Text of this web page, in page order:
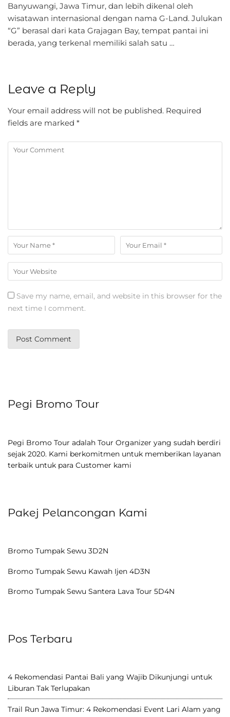
Banyuwangi, Jawa Timur, dan lebih dikenal oleh
wisatawan internasional dengan nama G-Land. Julukan
“G” berasal dari kata Grajagan Bay, tempat pantai ini
berada, yang terkenal memiliki salah satu …
Leave a Reply
Your email address will not be published. Required
fields are marked *
Save my name, email, and website in this browser for the
next time I comment.
Pegi Bromo Tour
Pegi Bromo Tour adalah Tour Organizer yang sudah berdiri
sejak 2020. Kami berkomitmen untuk memberikan layanan
terbaik untuk para Customer kami
Pakej Pelancongan Kami
Bromo Tumpak Sewu 3D2N
Bromo Tumpak Sewu Kawah Ijen 4D3N
Bromo Tumpak Sewu Santera Lava Tour 5D4N
Pos Terbaru
4 Rekomendasi Pantai Bali yang Wajib Dikunjungi untuk
Liburan Tak Terlupakan
Trail Run Jawa Timur: 4 Rekomendasi Event Lari Alam yang